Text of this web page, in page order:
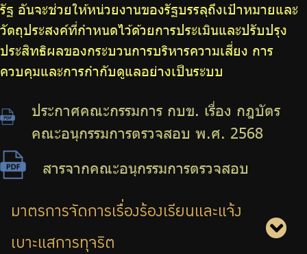
รัฐ อันจะช่วยให้หน่วยงานของรัฐบรรลุถึงเป้าหมายและ
วัตถุประสงค์ที่กำหนดไว้ด้วยการประเมินและปรับปรุง
ประสิทธิผลของกระบวนการบริหารความเสี่ยง การ
ควบคุมและการกำกับดูแลอย่างเป็นระบบ
ประกาศคณะกรรมการ กบข. เรื่อง กฎบัตร
คณะอนุกรรมการตรวจสอบ พ.ศ. 2568
สารจากคณะอนุกรรมการตรวจสอบ
มาตรการจัดการเรื่องร้องเรียนและแจ้ง
เบาะแสการทุจริต